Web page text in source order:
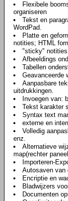
Flexibele
organiseren
Tekst en
WordPad.
Platte en
notities; HTML
"sticky" notities
Afbeeldings
Tabellen
Geavanceerde
Aanpasbare
uitdrukkingen.
Invoegen van:
Tekst karakter
Syntax text
externe en
Volledig
enz.
Alternatieve
map(rechter
Importeren-
Autosaven van
Encriptie en
Bladwijzers
Documenten